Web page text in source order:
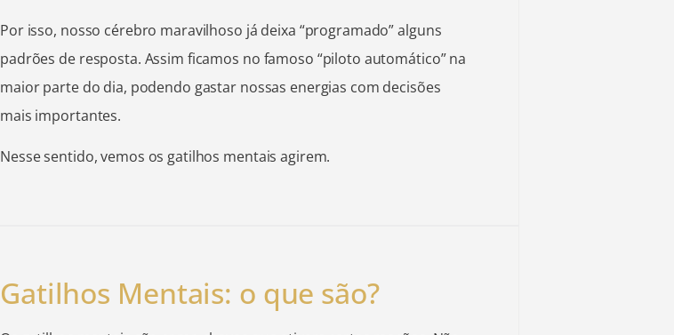
Por isso, nosso cérebro maravilhoso já deixa “programado” alguns
padrões de resposta. Assim ficamos no famoso “piloto automático” na
maior parte do dia, podendo gastar nossas energias com decisões
mais importantes.
Nesse sentido, vemos os gatilhos mentais agirem.
Gatilhos Mentais: o que são?